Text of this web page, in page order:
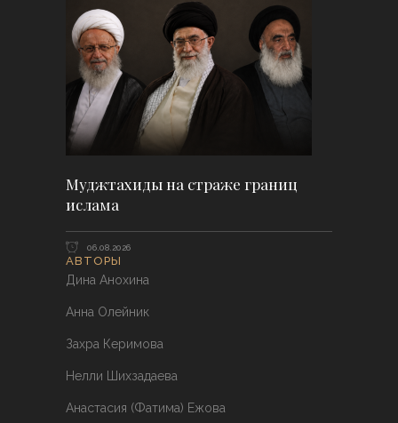
Муджтахиды на страже границ
ислама
06.08.2026
АВТОРЫ
Дина Анохина
Анна Олейник
Захра Керимова
Нелли Шихзадаева
Анастасия (Фатима) Ежова